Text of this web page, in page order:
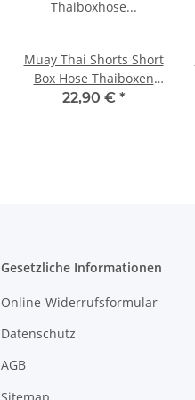
Muay Thai Shorts Short
Box Hose Thaiboxen
Thaiboxhose ROSPORT
22,90 € *
Gesetzliche Informationen
Online-Widerrufsformular
Datenschutz
AGB